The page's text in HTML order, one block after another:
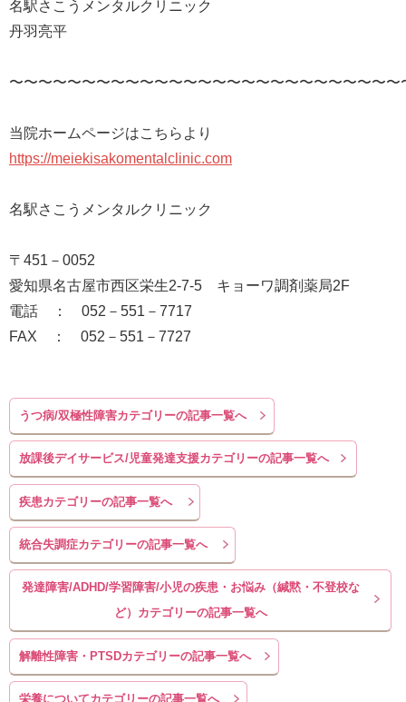
名駅さこうメンタルクリニック
丹羽亮平
〜〜〜〜〜〜〜〜〜〜〜〜〜〜〜〜〜〜〜〜〜〜〜〜〜〜〜
当院ホームページはこちらより
https://meiekisakomentalclinic.com
名駅さこうメンタルクリニック
〒451－0052
愛知県名古屋市西区栄生2-7-5 キョーワ調剤薬局2F
電話 ： 052－551－7717
FAX ： 052－551－7727
うつ病/双極性障害カテゴリーの記事一覧へ
放課後デイサービス/児童発達支援カテゴリーの記事一覧へ
疾患カテゴリーの記事一覧へ
統合失調症カテゴリーの記事一覧へ
発達障害/ADHD/学習障害/小児の疾患・お悩み（緘黙・不登校な
ど）カテゴリーの記事一覧へ
解離性障害・PTSDカテゴリーの記事一覧へ
栄養についてカテゴリーの記事一覧へ